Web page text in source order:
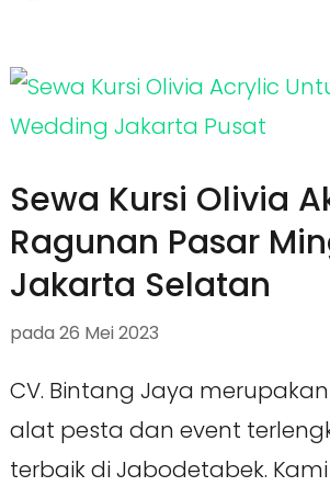
Sewa Kursi Olivia
Ragunan Pasar
Jakarta Selatan
pada 26 Mei 2023
CV. Bintang Jaya
alat pesta dan event
terbaik di Jabodetabek.